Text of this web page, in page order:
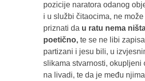
pozicije naratora odanog
i u službi čitaocima, ne može
priznati da u ratu nema
poetično,te se ne libi
partizani i jesu bili, u
slikama stvarnosti, okupljeni
na livadi, te da je među